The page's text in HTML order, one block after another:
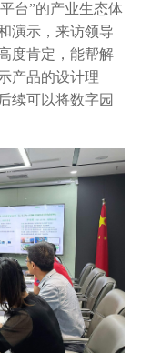
台”的产业生态体
演示，来访领导
度肯定，能帮解
产品的设计理
续可以将数字园